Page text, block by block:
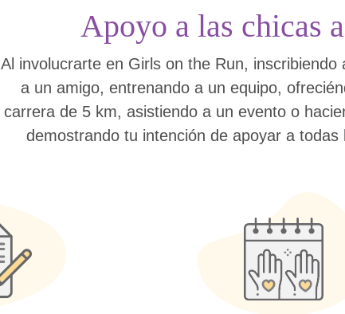
Apoyo a las chicas
Al involucrarte en Girls on the Run,
a un amigo, entrenando a un equipo,
carrera de 5 km, asistiendo a un evento o
demostrando tu intención de apoyar a